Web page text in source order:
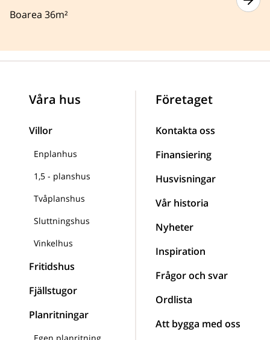
Boarea 36m²
Våra hus
Villor
Enplanhus
1,5 - planshus
Tvåplanshus
Sluttningshus
Vinkelhus
Fritidshus
Fjällstugor
Planritningar
Företaget
Kontakta oss
Finansiering
Husvisningar
Vår historia
Nyheter
Inspiration
Frågor och svar
Ordlista
Att bygga med oss